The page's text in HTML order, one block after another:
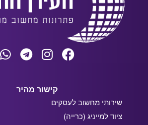
קישור מהיר
שירותי מחשוב לעסקים
ציוד למייניג (כרייה)